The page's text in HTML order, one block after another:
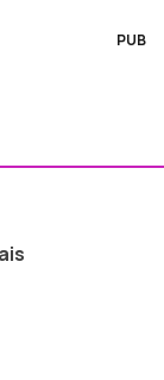
PUB
ao